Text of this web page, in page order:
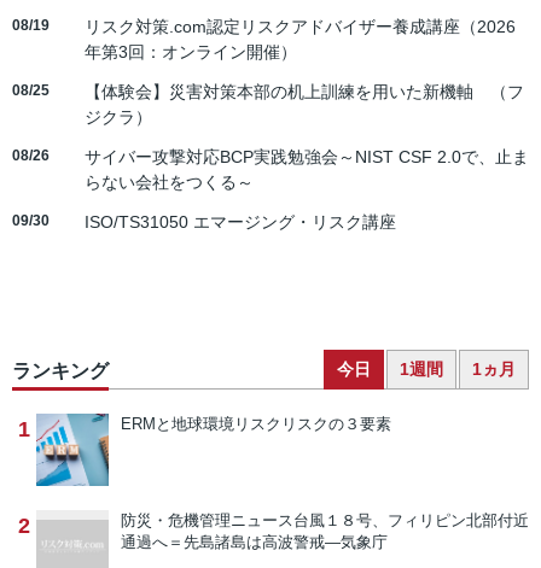
08/19
リスク対策.com認定リスクアドバイザー養成講座（2026
年第3回：オンライン開催）
08/25
【体験会】災害対策本部の机上訓練を用いた新機軸 （フ
ジクラ）
08/26
サイバー攻撃対応BCP実践勉強会～NIST CSF 2.0で、止ま
らない会社をつくる～
09/30 ISO/TS31050 エマージング・リスク講座
ランキング 今日 1週間 1ヵ月
1 ERMと地球環境リスク リスクの３要素
2 防災・危機管理ニュース台風１８号、フィリピン北部付近
通過へ＝先島諸島は高波警戒―気象庁